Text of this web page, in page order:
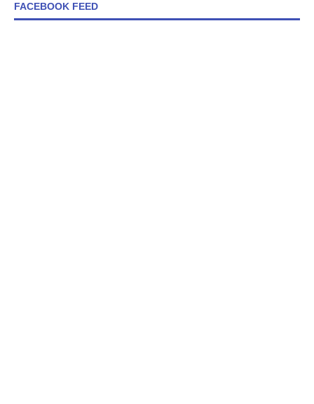
FACEBOOK FEED